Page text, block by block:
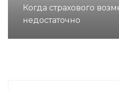
Когда страхового
недостаточно